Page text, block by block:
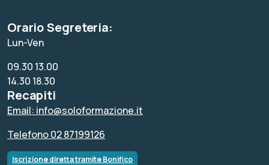
Orario Segreteria:
Lun-Ven
09.30 13.00
14.30 18.30
Recapiti
Email: info@soloformazione.it
Telefono 02 87199126
Iscrizione diretta tramite Bonifico